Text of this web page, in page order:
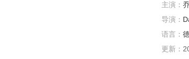
主演：
导演：
语言：
更新：